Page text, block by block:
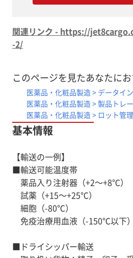
ラベル管理、専門車によるチャ
ングサービス、24時間365日専
成
3. どんな国への輸送でもお引
アメリカ、スイス、ベルギー
フランス、イタリア、スペイン
ラビア、中国、台湾、香港、タ
関連リンク - https://
-2/
このページを見たあなたに
医薬品・化粧品製造 > データイ
医薬品・化粧品製造 > 製品トレ
医薬品・化粧品製造 > ロット管
基本情報
【輸送の一例】
■輸送可能温度帯
薬品入り注射器（+2～+8℃）
試薬（+15～+25℃）
細胞（-80℃）
免疫治療用血液（-150℃以下
■ドライシッパー輸送